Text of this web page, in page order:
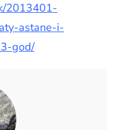
2013401-
astane-i-
god/